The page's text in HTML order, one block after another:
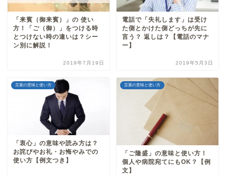
「来賓（御来賓）」の 使い
方！「ご（御）」をつける時
とつけない時の違いは？シー
ン別に解説！
2019年7月19日
電話で「失礼します」は受け
た側とかけた側どっちが先に
言う？ 返しは？【電話のマナ
ー】
2019年5月3日
言葉の意味と使い方
「衷心」の意味や読み方は？
お詫びやお礼・お悔やみでの
使い方【例文つき】
言葉の意味と使い方
「ご隆盛」の意味と使い方！
個人や病院宛てにもOK？【例
文】